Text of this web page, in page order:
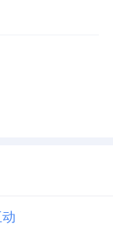
争执不下
是通情达理
道，那次调
参加了社
界是‘联
业主解决了